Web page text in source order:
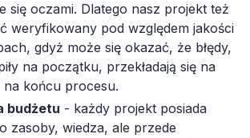
się oczami. Dlatego nasz projekt też
weryfikowany pod względem jakości
gdyż może się okazać, że błędy,
na początku, przekładają się na
na końcu procesu.
budżetu - każdy projekt posiada
zasoby, wiedza, ale przede